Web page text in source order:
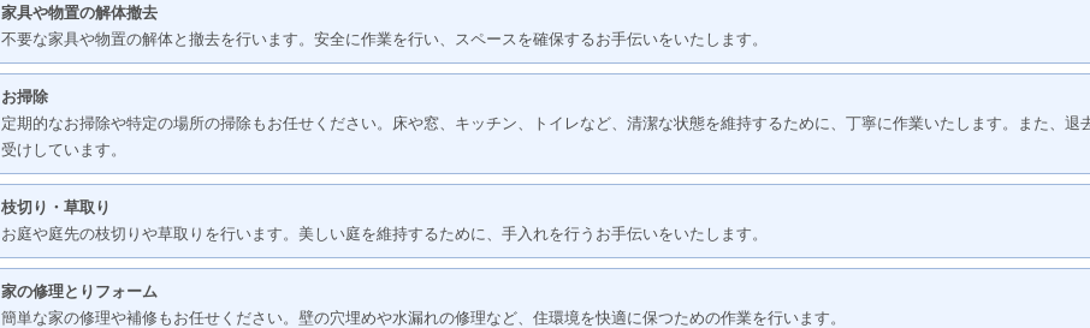
家具や物置の解体撤去
不要な家具や物置の解体と撤去を行います。安全に作業を行い、スペースを確保するお手伝いをいたします。
お掃除
定期的なお掃除や特定の場所の掃除もお任せください。床や窓、キッチン、トイレなど、清潔な状態を維持するために、丁寧に作業いたします。また、退
受けしています。
枝切り・草取り
お庭や庭先の枝切りや草取りを行います。美しい庭を維持するために、手入れを行うお手伝いをいたします。
家の修理とりフォーム
簡単な家の修理や補修もお任せください。壁の穴埋めや水漏れの修理など、住環境を快適に保つための作業を行います。